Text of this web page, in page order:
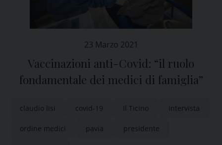
23 Marzo 2021
Vaccinazioni anti-Covid: “il ruolo
fondamentale dei medici di famiglia”
claudio lisi covid-19 Il Ticino intervista
ordine medici pavia presidente